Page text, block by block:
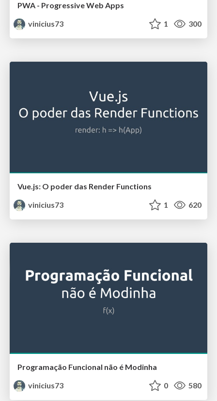
PWA - Progressive Web Apps
vinicius73
1 300
Vue.js: O poder das Render Functions
vinicius73
1 620
Programação Funcional não é Modinha
vinicius73
0 580